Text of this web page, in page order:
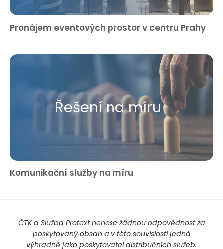
Pronájem eventových prostor v centru Prahy
Řešení na míru
Komunikační služby na míru
ČTK a Služba Protext nenese žádnou odpovědnost za
poskytovaný obsah a v této souvislosti jedná
výhradně jako poskytovatel distribučních služeb.